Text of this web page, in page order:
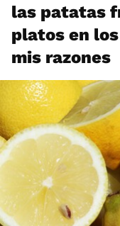
las patatas
platos en
mis razones